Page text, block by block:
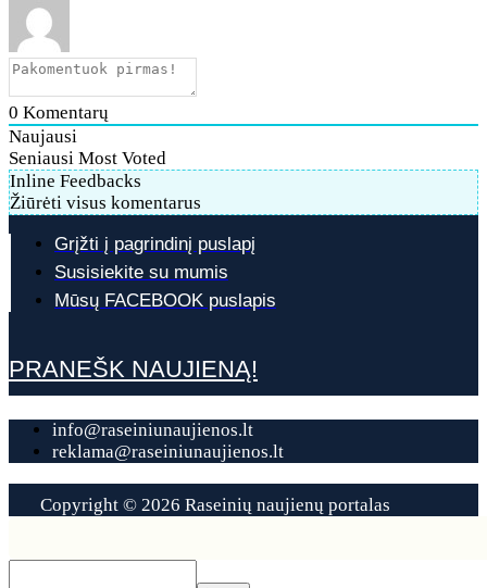
0 Komentarų
Naujausi
Seniausi Most Voted
Inline Feedbacks
Žiūrėti visus komentarus
Grįžti į pagrindinį puslapį
Susisiekite su mumis
Mūsų FACEBOOK puslapis
PRANEŠK NAUJIENĄ!
info@raseiniunaujienos.lt
reklama@raseiniunaujienos.lt
Copyright © 2026 Raseinių naujienų portalas
Contact